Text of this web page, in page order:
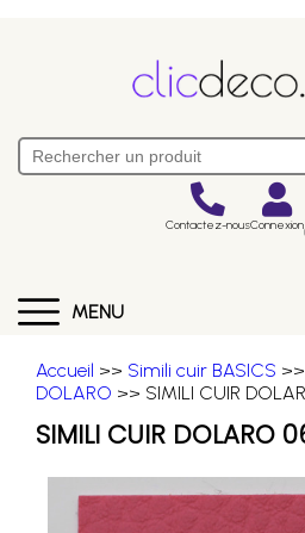
Contactez-nousConnexion
MENU
Accueil >> Simili cuir BASICS >>
DOLARO >> SIMILI CUIR
SIMILI CUIR DOLARO